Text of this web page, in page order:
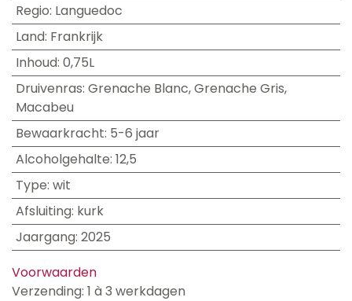
Regio: Languedoc
Land: Frankrijk
Inhoud: 0,75L
Druivenras: Grenache Blanc,Grenache Gris,
Macabeu
Bewaarkracht: 5-6 jaar
Alcoholgehalte: 12,5
Type: wit
Afsluiting: kurk
Jaargang: 2025
Voorwaarden
Verzending: 1 à 3 werkdagen